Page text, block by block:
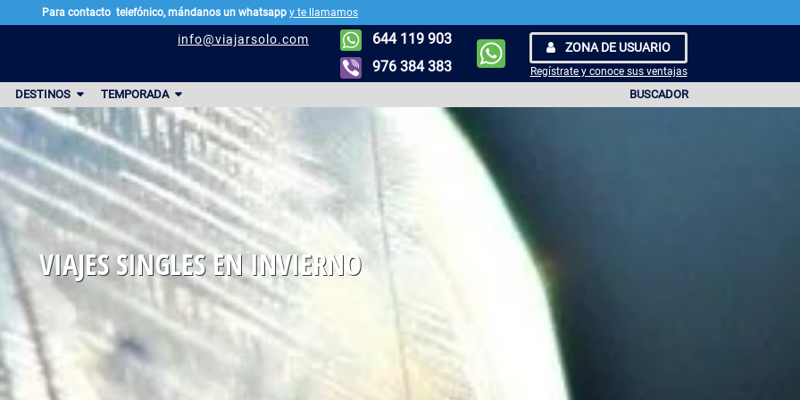
644 119 903
976 384 383
ZONA DE USUARIO
Regístrate y conoce sus ventajas
info@viajarsolo.com
DESTINOS TEMPORADA BUSCADOR
VIAJES SINGLES EN INVIERNO. PÁGINA 2
Para contacto telefónico, mándanos un whatsapp y te llamamos